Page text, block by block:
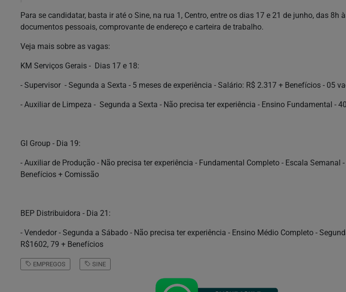
Para se candidatar, basta ir até o Sine, na rua 1, Centro, entre os dias 17 e 21 de junho, das 8h
documentos pessoais, comprovante de endereço e carteira de trabalho.
Veja mais sobre as vagas:
KM Serviços Gerais - Dias 17 e 18:
- Supervisor - Segunda a Sexta - 5 meses de experiência - Salário: R$ 2.317 + Benefícios - 05
- Auxiliar de Limpeza - Segunda a Sexta - Não precisa ter experiência - Ensino Fundamental -
GI Group - Dia 19:
- Auxiliar de Produção - Não precisa ter experiência - Fundamental Completo - Escala Semanal
Benefícios + Comissão
BEP Distribuidora - Dia 21:
- Vendedor - Segunda a Sábado - Não precisa ter experiência - Ensino Médio Completo -
R$1602, 79 + Benefícios
EMPREGOS SINE